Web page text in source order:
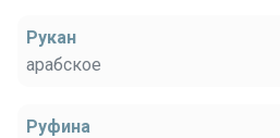
Рукан
арабское
Руфина